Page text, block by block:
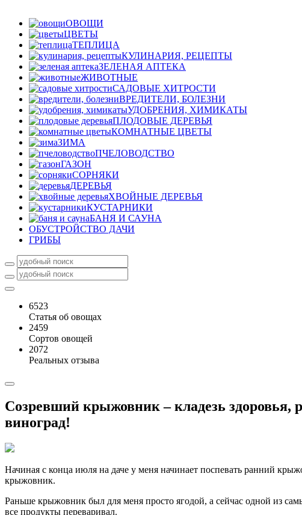
ОВОЩИ
ЦВЕТЫ
ТЕПЛИЦА
КУЛИНАРИЯ, РЕЦЕПТЫ
ЗЕЛЕНАЯ АПТЕКА
ЖИВОТНЫЕ
САДОВЫЕ ХИТРОСТИ
ВРЕДИТЕЛИ, БОЛЕЗНИ
УДОБРЕНИЯ, ХИМИКАТЫ
ПЛОДОВЫЕ ДЕРЕВЬЯ
КОМНАТНЫЕ ЦВЕТЫ
ЗИМА
ПЧЕЛОВОДСТВО
ГАЗОН
СОРНЯКИ
ДЕРЕВЬЯ
ХВОЙНЫЕ ДЕРЕВЬЯ
КУСТАРНИКИ
БАНЯ И САУНА
ОБУСТРОЙСТВО ДАЧИ
ГРИБЫ
6523
Статья об овощах
2459
Сортов овощей
2072
Реальных отзыва
Созревший крыжовник – кладезь здоровья,
виноград!
Начиная с конца июля на даче у меня начинает поспевать ранний
крыжовник.
Раньше крыжовник был для меня просто ягодой, а сейчас одной из
все продукты переваривал.